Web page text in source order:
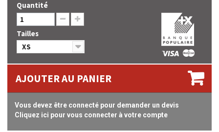
Quantité
Tailles
XS
AJOUTER AU PANIER
Vous devez être connecté pour demander un devis
Cliquez ici pour vous connecter à votre compte